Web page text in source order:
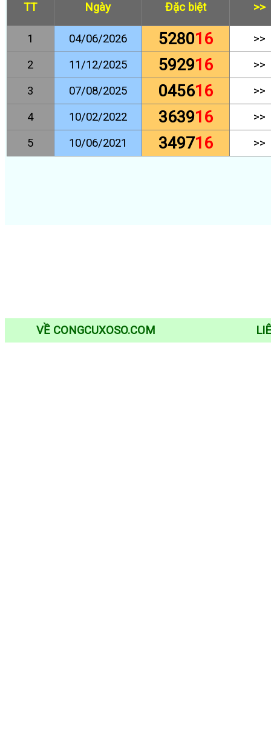
TT Ngày Đặc biệt >>
1 04/06/2026 528016
>>
2
11/12/2025 592916
>>
3
07/08/2025 045616
>>
4
10/02/2022 363916
>>
5
10/06/2021 349716 >>
VỀ CONGCUXOSO.COM